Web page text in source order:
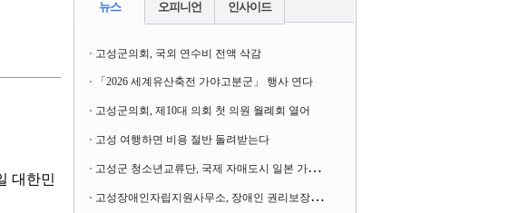
대한민
뉴스 오피니언 인사이드
고성군의회, 국외 연수비 전액 삭감
「2026 세계유산축전 가야고분군」 행사 연다
고성군의회, 제10대 의회 첫 의원 월례회 열어
고성 여행하면 비용 절반 돌려받는다
고
성군 청소년교류단, 국제 자매도시 일본 가사오카시 찾아
고
성장애인자립지원사무소, 장애인 권리보장 촉구 1인 시위 벌여